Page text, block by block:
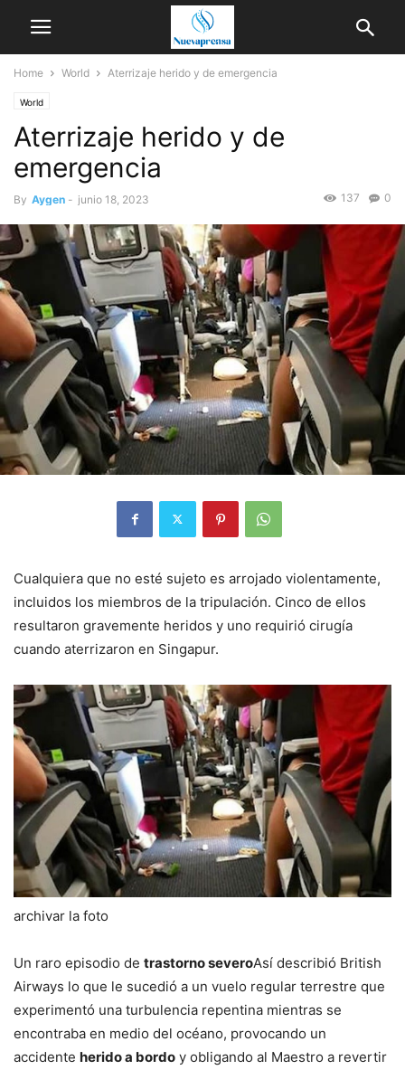
Home World Aterrizaje herido y de emergencia
World
Aterrizaje herido y de
emergencia
By Aygen - junio 18, 2023 0
137
Cualquiera que no esté sujeto es arrojado violentamente,
incluidos los miembros de la tripulación. Cinco de ellos
resultaron gravemente heridos y uno requirió cirugía
cuando aterrizaron en Singapur.
archivar la foto
Un raro episodio de trastorno severoAsí describió British
Airways lo que le sucedió a un vuelo regular terrestre que
experimentó una turbulencia repentina mientras se
encontraba en medio del océano, provocando un
accidente herido a bordo y obligando al Maestro a revertir